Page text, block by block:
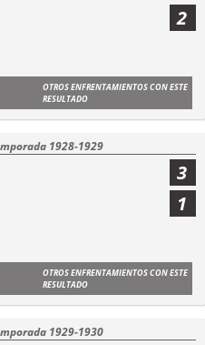
2
OTROS ENFRENTAMIENTOS CON ESTE
RESULTADO
1928-1929
3
1
OTROS ENFRENTAMIENTOS CON ESTE
RESULTADO
1929-1930